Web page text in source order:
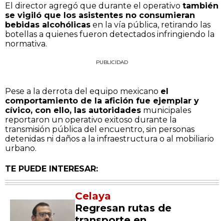
El director agregó que durante el operativo también
se vigiló que los asistentes no consumieran
bebidas alcohólicas en la vía pública, retirando las
botellas a quienes fueron detectados infringiendo la
normativa.
PUBLICIDAD
Pese a la derrota del equipo mexicano el
comportamiento de la afición fue ejemplar y
cívico, con ello, las autoridades municipales
reportaron un operativo exitoso durante la
transmisión pública del encuentro, sin personas
detenidas ni daños a la infraestructura o al mobiliario
urbano.
TE PUEDE INTERESAR:
Celaya
Regresan rutas de